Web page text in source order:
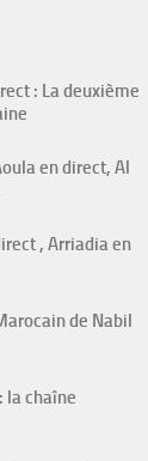
: La deuxième
en direct, Al
, Arriadia en
de Nabil
la chaîne